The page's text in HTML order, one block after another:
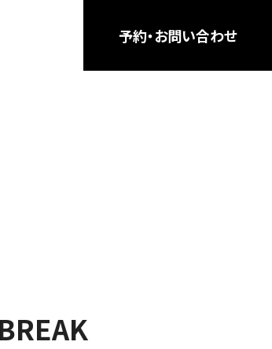
予約・お問い合わせ